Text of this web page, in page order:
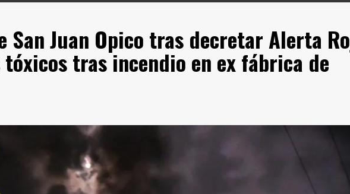
San Juan Opico tras decretar Alerta
tras incendio en ex fábrica de